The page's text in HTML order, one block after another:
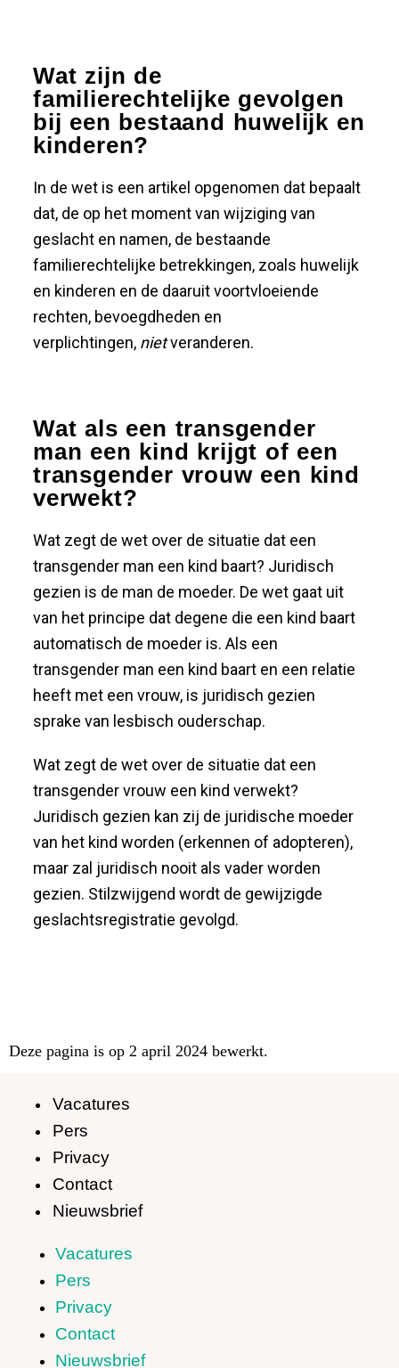
Wat zijn de
familierechtelijke gevolgen
bij een bestaand huwelijk en
kinderen?
In de wet is een artikel opgenomen dat bepaalt
dat, de op het moment van wijziging van
geslacht en namen, de bestaande
familierechtelijke betrekkingen, zoals huwelijk
en kinderen en de daaruit voortvloeiende
rechten, bevoegdheden en
verplichtingen, nietveranderen.
Wat als een transgender
man een kind krijgt of een
transgender vrouw een kind
verwekt?
Wat zegt de wet over de situatie dat een
transgender man een kind baart? Juridisch
gezien is de man de moeder. De wet gaat uit
van het principe dat degene die een kind baart
automatisch de moeder is. Als een
transgender man een kind baart en een relatie
heeft met een vrouw, is juridisch gezien
sprake van lesbisch ouderschap.
Wat zegt de wet over de situatie dat een
transgender vrouw een kind verwekt?
Juridisch gezien kan zij de juridische moeder
van het kind worden (erkennen of adopteren),
maar zal juridisch nooit als vader worden
gezien. Stilzwijgend wordt de gewijzigde
geslachtsregistratie gevolgd.
Deze pagina is op 2 april 2024 bewerkt.
Vacatures
Pers
Privacy
Contact
Nieuwsbrief
Vacatures
Pers
Privacy
Contact
Nieuwsbrief